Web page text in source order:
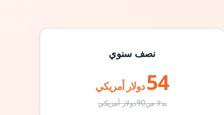
نصف سنوي
54 دولار أمريكي
بدلا من90دولار أمريكي